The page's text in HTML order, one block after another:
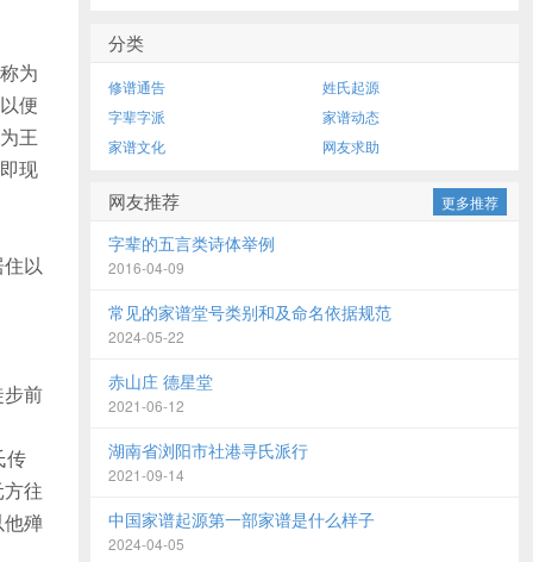
为
便
王
现
以
前
传
往
殚
分类
修谱通告
姓氏起源
字辈字派
家谱动态
家谱文化
网友求助
更多推荐
网友推荐
字辈的五言类诗体举例
2016-04-09
常见的家谱堂号类别和及命名依据规范
2024-05-22
赤山庄 德星堂
2021-06-12
湖南省浏阳市社港寻氏派行
2021-09-14
中国家谱起源第一部家谱是什么样子
2024-04-05